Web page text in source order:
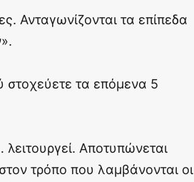
Ανταγωνίζονται τα επίπεδα
τα επόμενα 5
Αποτυπώνεται
τρόπο που λαμβάνονται οι